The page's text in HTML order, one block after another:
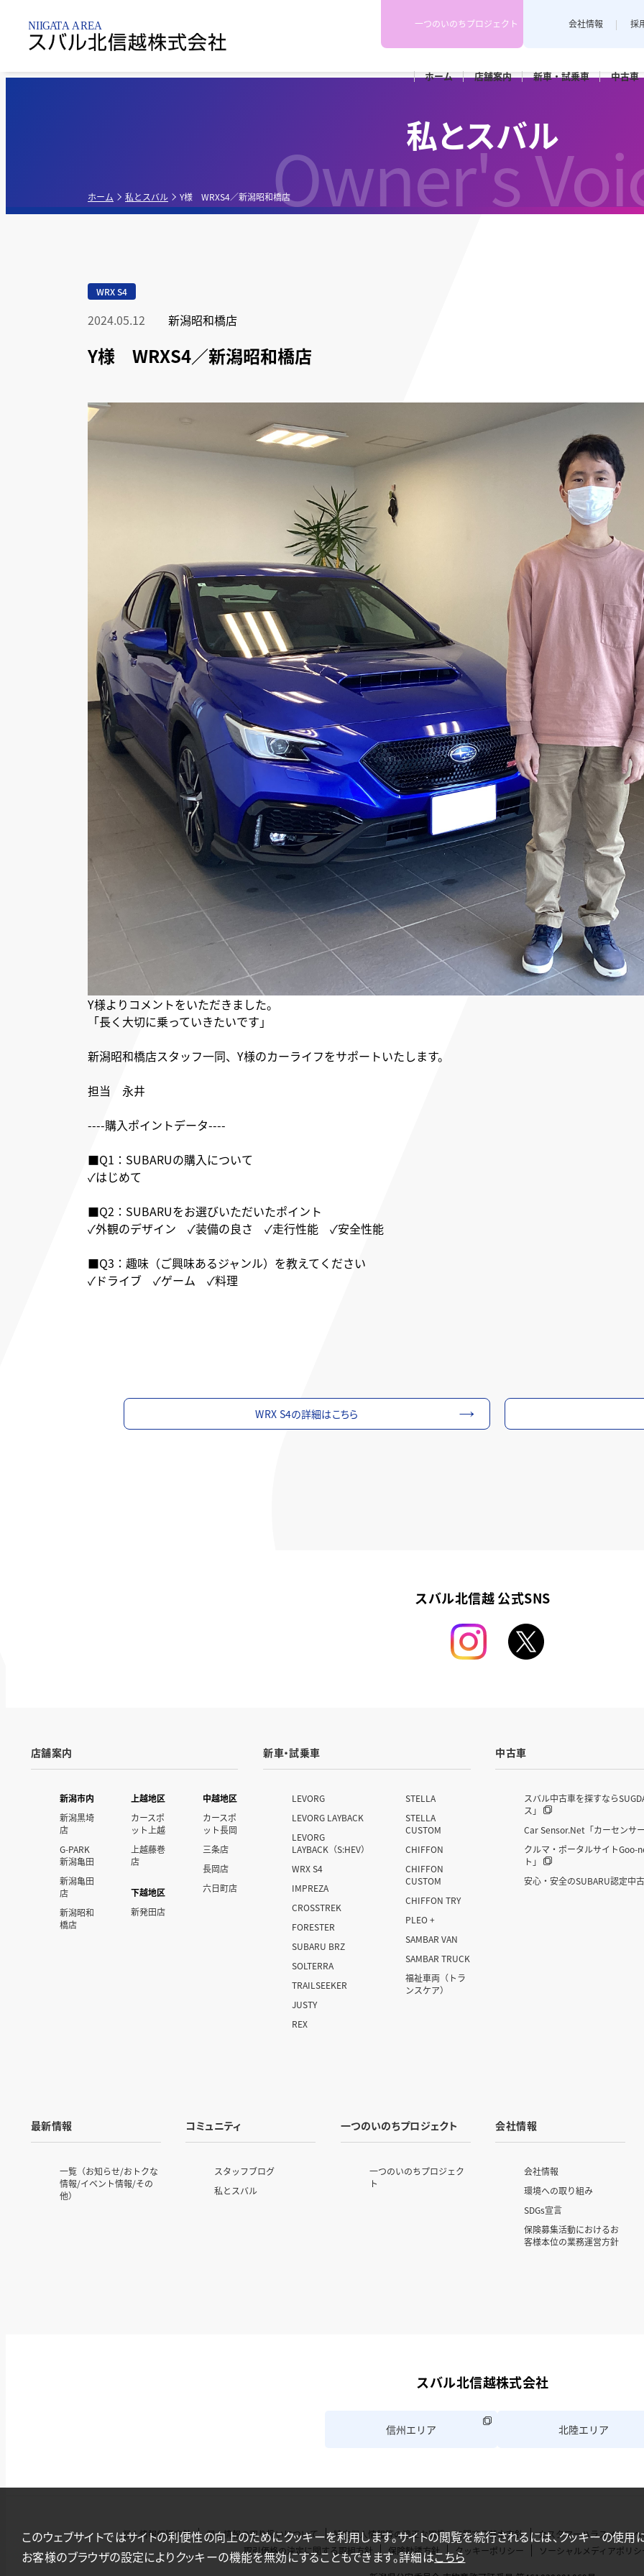
一つのいのちプロジェクト 会社情報 採
ホーム 店舗案内
新潟亀田店
新潟昭和橋店
新発田店
新車・中古車販
売店
新車・試乗車 中古車
車検 メンテナンス
各店舗のスタッフがカーライフや
耳寄り情報を配信しています。
Owner's
私とスバル
ホーム 私とスバル Y様 WRXS4／新潟昭和橋店
WRX S4
2024.05.12 新潟昭和橋店
Y様 WRXS4／新潟昭和橋店
Y様よりコメントをいただきました。
「長く大切に乗っていきたいです」
新潟昭和橋店スタッフ一同、Y様のカーライフをサポートいたします。
担当 永井
----購入ポイントデータ----
■Q1：SUBARUの購入について
✓はじめて
■Q2：SUBARUをお選びいただいたポイント
✓外観のデザイン ✓装備の良さ ✓走行性能 ✓安全性能
■Q3：趣味（ご興味あるジャンル）を教えてください
✓ドライブ ✓ゲーム ✓料理
WRX S4の詳細はこちら
スバル北信越 公式SNS
店舗案内
新潟市内
新潟黒埼
店
G-PARK
新潟亀田
新潟亀田
店
新潟昭和
橋店
上越地区
カースポ
ット上越
上越藤巻
店
下越地区
新発田店
中越地区
カースポ
ット長岡
三条店
長岡店
六日町店
新車・試乗車
LEVORG
LEVORG LAYBACK
LEVORG
LAYBACK（S:HEV）
WRX S4
IMPREZA
CROSSTREK
FORESTER
SUBARU BRZ
SOLTERRA
TRAILSEEKER
JUSTY
REX
STELLA
STELLA
CUSTOM
CHIFFON
CHIFFON
CUSTOM
CHIFFON TRY
PLEO +
SAMBAR VAN
SAMBAR TRUCK
福祉車両 （トラ
ンスケア）
中古車
スバル中古車を探すなら
ス」
Car Sensor.Net「カーセンサー
クルマ・ポータルサイトGoo-
ト」
安心・安全のSUBARU認定中
最新情報
一覧（お知らせ/おトクな
情報/イベント情報/その
他）
コミュニティ
スタッフブログ
私とスバル
一つのいのちプロジェクト
一つのいのちプロジェク
ト
会社情報
会社情報
環境への取り組み
SDGs宣言
保険募集活動におけるお
客様本位の業務運営方針
スバル北信越株式会社
信州エリア 北陸エリア
個人情報保護方針 個人情報の取り扱いについて 特定個人情報等の適正な取扱いに関する基本方針 カスタマーハラスメント
取引価格の決定に関する取組方針
保険勧誘方針 クッキーポリシー ソーシャルメディアポリシ
このウェブサイトではサイトの利便性の向上のためにクッキーを利用します。サイトの閲覧を続行されるには、クッキーの使用
お客様のブラウザの設定によりクッキーの機能を無効にすることもできます。詳細はこちら